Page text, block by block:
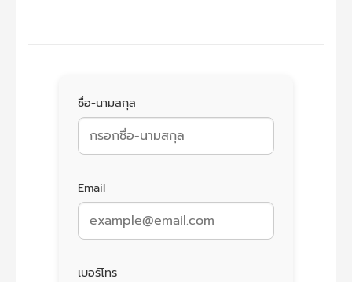
ชื่อ-นามสกุล
Email
เบอร์โทร